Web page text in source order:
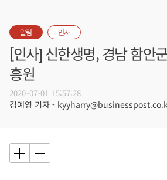
알림 인사
[인사] 신한생명, 경남 함안
흥원
2020-07-01 15:57:28
김예영 기자 -